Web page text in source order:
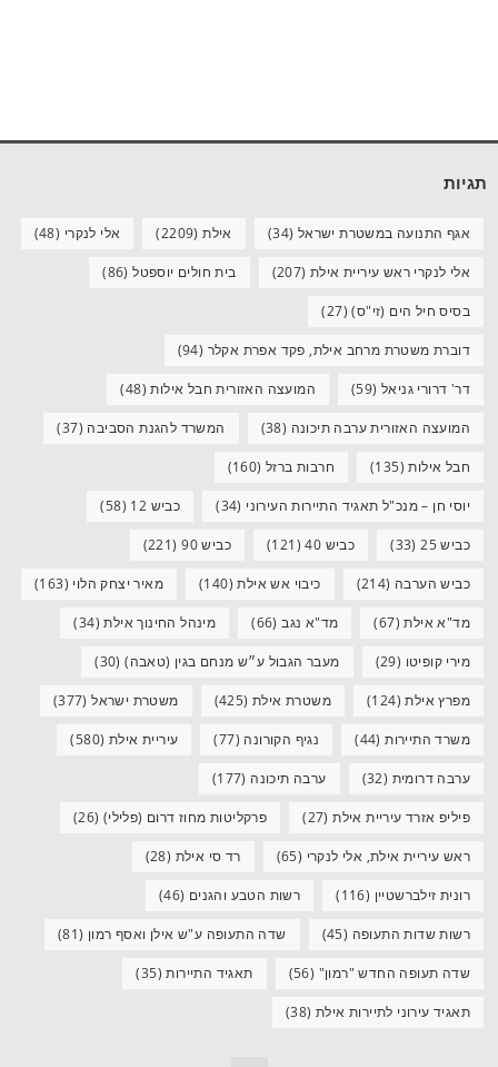
תגיות
אגף התנועה במשטרת ישראל (34) אילת(2209) אלי לנקרי (48)
אלי לנקרי ראש עיריית אילת (207) בית חולים יוספטל(86)
בסיס חיל הים (זי"ס)(27)
דוברת משטרת מרחב אילת, פקד אפרת אקלר (94)
דר' דרורי גניאל (59) המועצה האזורית חבל אילות(48)
המועצה האזורית ערבה תיכונה (38) המשרד להגנת הסביבה (37)
חבל אילות(135) חרבות ברזל (160)
יוסי חן – מנכ"ל תאגיד התיירות העירוני (34) כביש 12 (58)
כביש 25 (33) כביש 40 (121) כביש 90 (221)
כביש הערבה (214) כיבוי אש אילת(140) מאיר יצחק הלוי (163)
מד"א אילת(67) מד"א נגב(66) מינהל החינוך אילת(34)
מירי קופיטו (29) מעבר הגבול ע״ש מנחם בגין (טאבה)(30)
מפרץ אילת(124) משטרת אילת (425) משטרת ישראל(377)
משרד התיירות(44) נגיף הקורונה (77) עיריית אילת (580)
ערבה דרומית (32) ערבה תיכונה (177)
פיליפ אזרד עיריית אילת(27) פרקליטות מחוז דרום (פלילי) (26)
ראש עיריית אילת, אלי לנקרי (65) רד סי אילת (28)
רונית זילברשטיין (116) רשות הטבע והגנים (46)
רשות שדות התעופה (45) שדה התעופה ע"ש אילן ואסף רמון (81)
שדה תעופה החדש "רמון" (56) תאגיד התיירות(35)
תאגיד עירוני לתיירות אילת (38)